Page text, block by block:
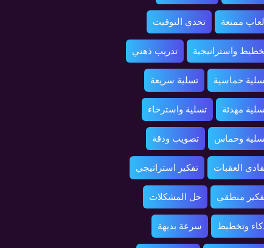
ممتعة تحدي التوقيت
واستراتيجية تدريب ذهني
حماسية تسلية سريعة
مهدئة تسلية واسترخاء
وحماس تصويب ودقة
العقبات تفكير استراتيجي
منطقي حل المشكلات
وتخطيط سرعة بديهة